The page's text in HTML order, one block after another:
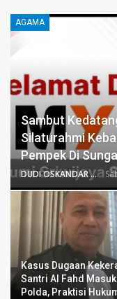
AGAMA
Sambut
Silaturahmi
Pempek Di
DUDI OSKANDAR
Kasus Dugaan
Santri Al Fahd Masuk
Polda, Praktisi